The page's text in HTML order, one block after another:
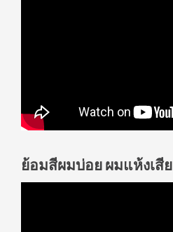
ย้อมสีผมบ่อย ผมแห้งเสีย